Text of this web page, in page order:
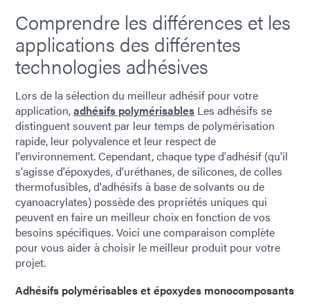
Comprendre les différences et les
applications des différentes
technologies adhésives
Lors de la sélection du meilleur adhésif pour votre
application,adhésifs polymérisables Les adhésifs se
distinguent souvent par leur temps de polymérisation
rapide, leur polyvalence et leur respect de
l'environnement. Cependant, chaque type d'adhésif (qu'il
s'agisse d'époxydes, d'uréthanes, de silicones, de colles
thermofusibles, d'adhésifs à base de solvants ou de
cyanoacrylates) possède des propriétés uniques qui
peuvent en faire un meilleur choix en fonction de vos
besoins spécifiques. Voici une comparaison complète
pour vous aider à choisir le meilleur produit pour votre
projet.
Adhésifs polymérisables et époxydes monocomposants